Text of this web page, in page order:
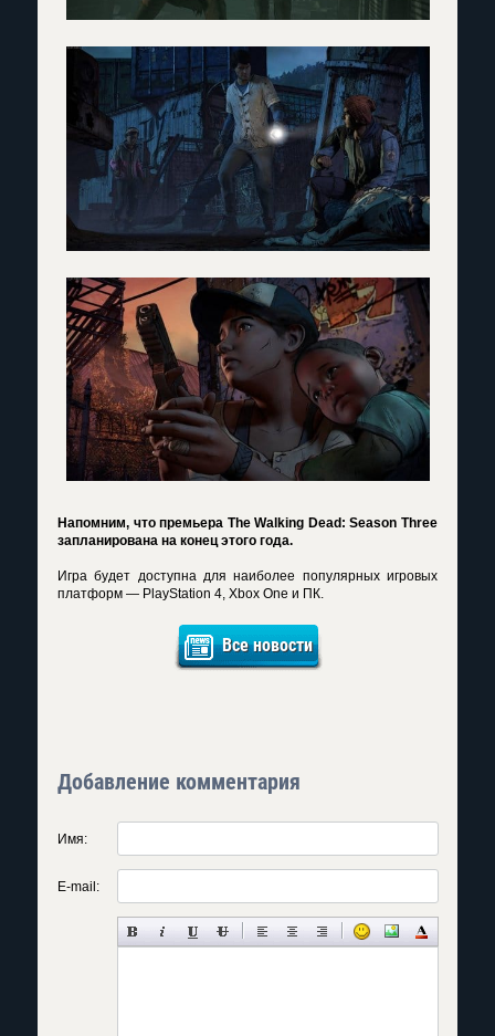
Напомним, что премьера The Walking Dead: Season Three
запланирована на конец этого года.
Игра будет доступна для наиболее популярных игровых
платформ — PlayStation 4, Xbox One и ПК.
Все новости
Добавление комментария
Имя:
E-mail: